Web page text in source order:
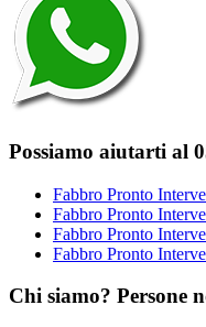
Possiamo aiutarti al
Fabbro Pronto
Fabbro Pronto
Fabbro Pronto
Fabbro Pronto
Chi siamo? Persone